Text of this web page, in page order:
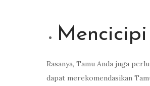
Rasanya, Tamu Anda juga
dapat merekomendasikan